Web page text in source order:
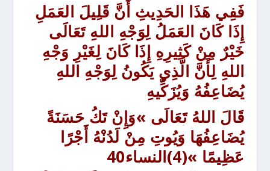
فَفِي هَذَا الحَدِيثِ أَنَّ قَلِيلَ العَمَلِ
إِذَا كَانَ العَمَلُ لِوَجْهِ اللهِ تَعَالَى
خَيْرٌ مِنْ كَثِيرِهِ إِذَا كَانَ لِغَيْرِ وَجْهِ
اللهِ لِأَنَّ الَّذِي يَكُونُ لِوَجْهِ اللهِ
يُضَاعِفُهُ وَيُزَكِّيهِ
قَالَ اللهُ تَعَالَى »وَإِنْ تَكُ حَسَنَةً
يُضَاعِفُهَا وَيُوتِ مِنْ لَدُنْهُ أَجْرًا
عَظِيمًا »(4)النساء40